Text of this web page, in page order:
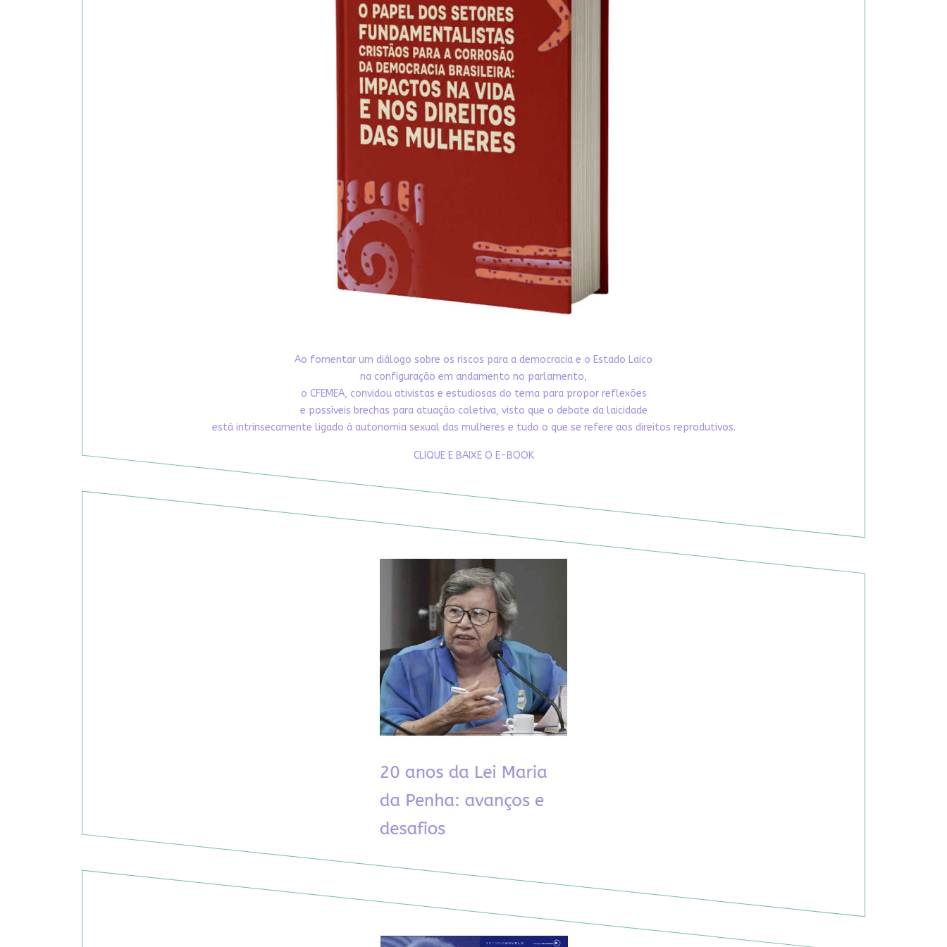
Ao fomentar um diálogo sobre os riscos para a democracia e o Estado Laico
na configuração em andamento no parlamento,
o CFEMEA, convidou ativistas e estudiosas do tema para propor reflexões
e possíveis brechas para atuação coletiva, visto que o debate da laicidade
está intrinsecamente ligado à autonomia sexual das mulheres e tudo o que se refere aos direitos reprodutivos.
CLIQUE E BAIXE O E-BOOK